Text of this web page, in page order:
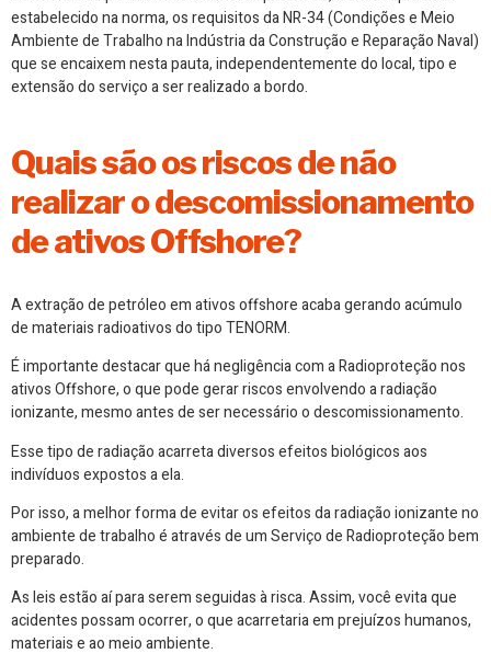
Quais são os riscos de não
realizar o descomissionamento
de ativos Offshore?
A extração de petróleo em ativos offshore acaba gerando acúmulo
de materiais radioativos do tipo TENORM.
É importante destacar que há negligência com a Radioproteção nos
ativos Offshore, o que pode gerar riscos envolvendo a radiação
ionizante, mesmo antes de ser necessário o descomissionamento.
Esse tipo de radiação acarreta diversos efeitos biológicos aos
indivíduos expostos a ela.
Por isso, a melhor forma de evitar os efeitos da radiação ionizante no
ambiente de trabalho é através de um Serviço de Radioproteção bem
preparado.
As leis estão aí para serem seguidas à risca. Assim, você evita que
acidentes possam ocorrer, o que acarretaria em prejuízos humanos,
materiais e ao meio ambiente.